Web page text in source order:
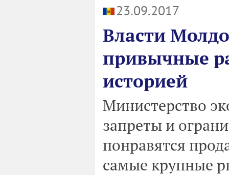
23.09.2017
Власти
привычные
историей
Министерство
запреты и
понравятся
самые крупные